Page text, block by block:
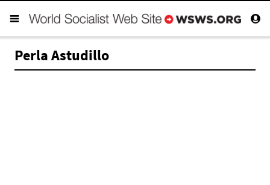
Perla Astudillo